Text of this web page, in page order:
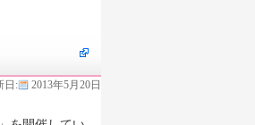
日: 2013年5月20日